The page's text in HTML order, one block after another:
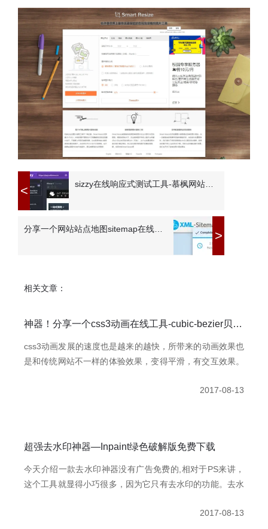
< sizzy在线响应式测试工具-慕枫网站制作公司
>
分享一个网站站点地图sitemap在线生成工具-慕枫建站
相关文章：
神器！分享一个css3动画在线工具-cubic-bezier贝塞尔曲线
css3动画发展的速度也是越来的越快，所带来的动画效果也
是和传统网站不一样的体验效果，变得平滑，有交互效果。
比如动画的过渡效果（贝兹曲线中）cubic-bezier(0.500,
2017-08-13
超强去水印神器—Inpaint绿色破解版免费下载
今天介绍一款去水印神器没有广告免费的,相对于PS来讲，
这个工具就显得小巧很多，因为它只有去水印的功能。去水
处理会完美一些)，但是处理一般的水印我觉得足够了，你
2017-08-13